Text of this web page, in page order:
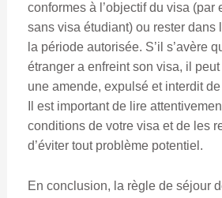
conformes à l’objectif du visa (par
sans visa étudiant) ou rester dans
la période autorisée. S’il s’avère
étranger a enfreint son visa, il
une amende, expulsé et interdit
Il est important de lire
conditions de votre visa et de les
d’éviter tout problème potentiel.
En conclusion, la règle de séjour